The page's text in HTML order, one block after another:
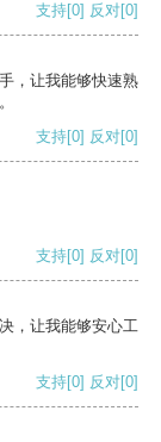
支持[0] 反对[0]
，让我能够快速熟
支持[0] 反对[0]
支持[0] 反对[0]
，让我能够安心工
支持[0] 反对[0]